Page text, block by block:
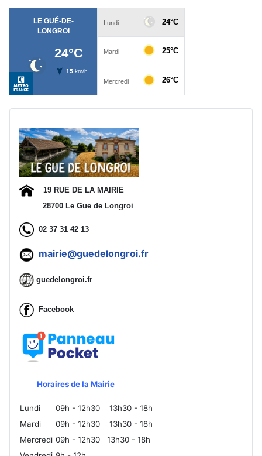
Ad
19 RUE DE LA MAIRIE
28700 Le Gue de Longroi
02 37 31 42 13
mairie@guedelongroi.fr
guedelongroi.fr
Facebook
Horaires de la Mairie
Lundi 09h - 12h30
13h30 - 18h
Mardi
09h - 12h30
13h30 - 18h
Mercredi 09h - 12h30
13h30 - 18h